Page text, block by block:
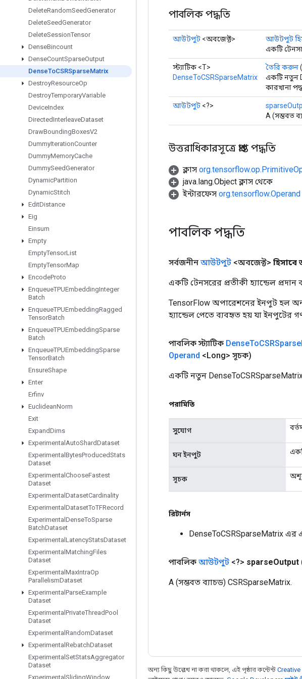
DeleteRandomSeedGenerator
DeleteSeedGenerator
DeleteSessionTensor
DenseBincount
DenseCountSparseOutput
DenseToCSRSparseMatrix
DestroyResourceOp
DestroyTemporaryVariable
DeviceIndex
DirectedInterleaveDataset
DrawBoundingBoxesV2
DummyIterationCounter
DummyMemoryCache
DummySeedGenerator
DynamicPartition
DynamicStitch
EditDistance
Eig
Einsum
Empty
EmptyTensorList
EmptyTensorMap
EncodeProto
EnqueueTPUEmbeddingInteger
Batch
EnqueueTPUEmbeddingRagged
TensorBatch
EnqueueTPUEmbeddingSparse
Batch
EnqueueTPUEmbeddingSparse
TensorBatch
EnsureShape
Enter
Erfinv
EuclideanNorm
Exit
ExpandDims
Experimental AutoShardDataset
Experimental BytesProducedStats
Dataset
Experimental ChooseFastest
Dataset
Experimental DatasetCardinality
Experimental DatasetToTFRecord
Experimental DenseToSparse
BatchDataset
Experimental LatencyStatsDataset
Experimental MatchingFiles
Dataset
Experimental MaxIntraOp
ParallelismDataset
Experimental ParseExample
Dataset
Experimental PrivateThreadPool
Dataset
Experimental RandomDataset
Experimental RebatchDataset
Experimental SetStatsAggregator
Dataset
Experimental SlidingWindow
পাবলিক পদ্ধতি
আউটপুট <অবজেক্ট> আউটপুট
একটি
স্ট্যাটিক <T>
DenseToCSRSparseMatrix
তৈরি করুন(
একটি নতুন
কারখানা
আউটপুট <?>
A (সম্ভবত
উত্তরাধিকারসূত্রে প্রাপ্ত পদ্ধতি
ক্লাস
java.lang.Object ক্লাস থেকে
ইন্টারফেস org.tensorflow.Operand
পাবলিক পদ্ধতি
সর্বজনীন আউটপুট <অবজেক্ট>
একটি টেনসরের প্রতীকী হ্যান্ডেল প্রদান
TensorFlow অপারেশনের ইনপুট হল
হ্যান্ডেল পেতে ব্যবহৃত হয় যা ইনপুটের
পাবলিক স্ট্যাটিক DenseToCSRSparse
Operand <Long> সূচক)
একটি নতুন
পরামিতি
সুযোগ
ঘন ইনপুট
সূচক
রিটার্নস
DenseToCSRSparseMatrix
পাবলিক আউটপুট <?> sparseOutput
A (সম্ভবত ব্যাচড) CSRSparseMatrix.
অন্য কিছু উল্লেখ না করা থাকলে, এই পৃষ্ঠার কন্টেন্ট